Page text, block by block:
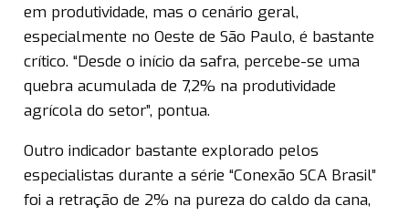
em produtividade, mas o cenário geral,
especialmente no Oeste de São Paulo, é bastante
crítico. “Desde o início da safra, percebe-se uma
quebra acumulada de 7,2% na produtividade
agrícola do setor”, pontua.
Outro indicador bastante explorado pelos
especialistas durante a série “Conexão SCA Brasil”
foi a retração de 2% na pureza do caldo da cana,